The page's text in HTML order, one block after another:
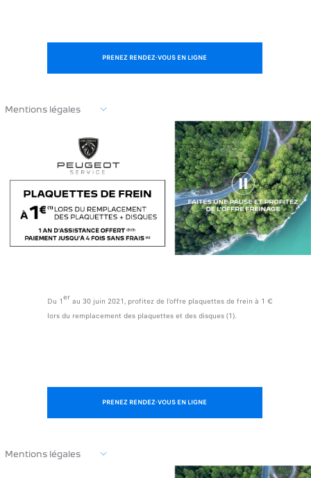
PRENEZ RENDEZ-VOUS EN LIGNE
Mentions légales
Du 1er au 30 juin 2021, profitez de l'offre plaquettes de frein à 1 €
lors du remplacement des plaquettes et des disques (1).
PRENEZ RENDEZ-VOUS EN LIGNE
Mentions légales